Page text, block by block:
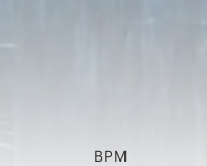
BPM